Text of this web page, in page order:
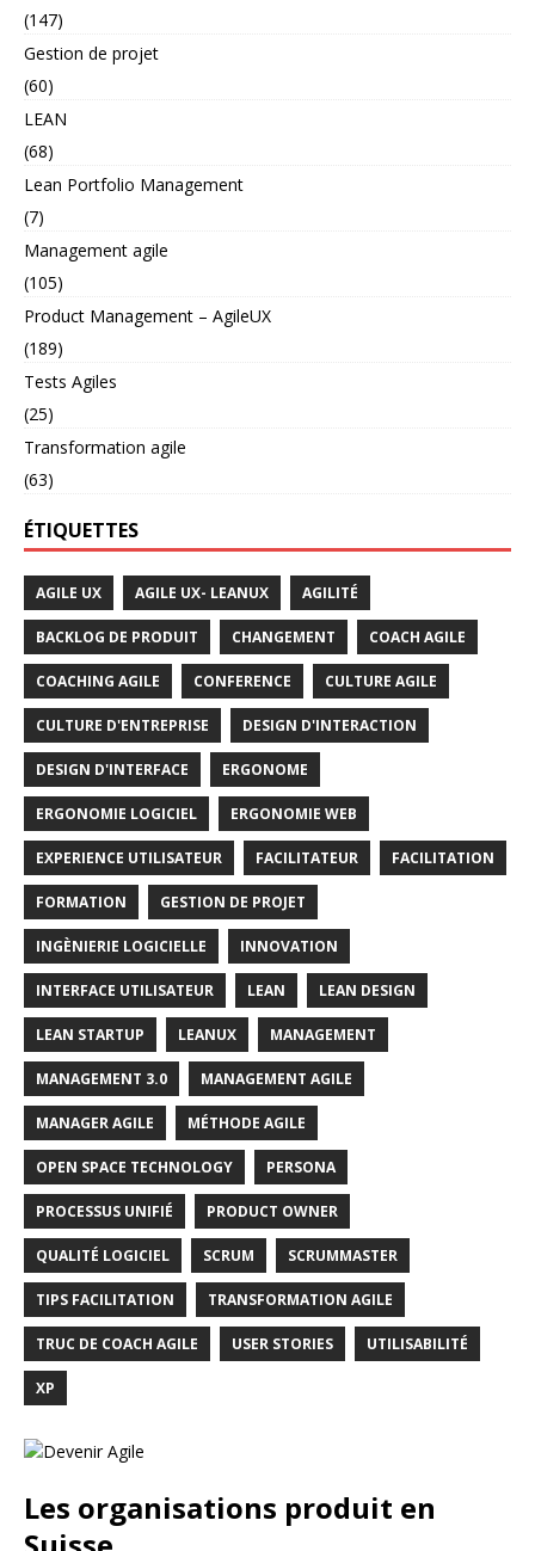
(147)
Gestion de projet
(60)
LEAN
(68)
Lean Portfolio Management
(7)
Management agile
(105)
Product Management – AgileUX
(189)
Tests Agiles
(25)
Transformation agile
(63)
ÉTIQUETTES
AGILE UX AGILE UX- LEANUX AGILITÉ
BACKLOG DE PRODUIT CHANGEMENT COACH AGILE
COACHING AGILE CONFERENCE CULTURE AGILE
CULTURE D'ENTREPRISE DESIGN D'INTERACTION
DESIGN D'INTERFACE ERGONOME
ERGONOMIE LOGICIEL ERGONOMIE WEB
EXPERIENCE UTILISATEUR FACILITATEUR FACILITATION
FORMATION GESTION DE PROJET
INGÈNIERIE LOGICIELLE INNOVATION
INTERFACE UTILISATEUR LEAN LEAN DESIGN
LEAN STARTUP LEANUX MANAGEMENT
MANAGEMENT 3.0 MANAGEMENT AGILE
MANAGER AGILE MÉTHODE AGILE
OPEN SPACE TECHNOLOGY PERSONA
PROCESSUS UNIFIÉ PRODUCT OWNER
QUALITÉ LOGICIEL SCRUM SCRUMMASTER
TIPS FACILITATION TRANSFORMATION AGILE
TRUC DE COACH AGILE USER STORIES UTILISABILITÉ
XP
Les organisations produit en